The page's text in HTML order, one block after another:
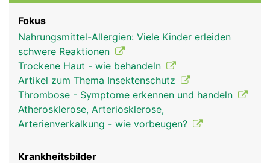
Rubriken
der flachen Gelenkpfanne des Schulterblattes
bewegt. Damit die Knochen nicht aufeinander
reiben, sind sie mit Gelenkknorpel bezogen und in
Gelenkschmiere eingebettet. Um das sehr
bewegliche Schultergelenk stabil zu halten, wird
es von einer komplexen Struktur aus
Gelenkkapsel, Schleimbeuteln, Bändern sowie vier
kleinere Muskeln und deren Sehnen (sogenannte
Rotatorenmanschette) und dem grossen
Schultermuskel (Deltoideus) umgeben. Die
Fokus
Nahrungsmittel-Allergien: Viele Kinder erleiden
schwere Reaktionen
Trockene Haut - wie behandeln
Artikel zum Thema Insektenschutz
Thrombose - Symptome erkennen und handeln
Atherosklerose, Arteriosklerose,
Arterienverkalkung - wie vorbeugen?
Krankheitsbilder